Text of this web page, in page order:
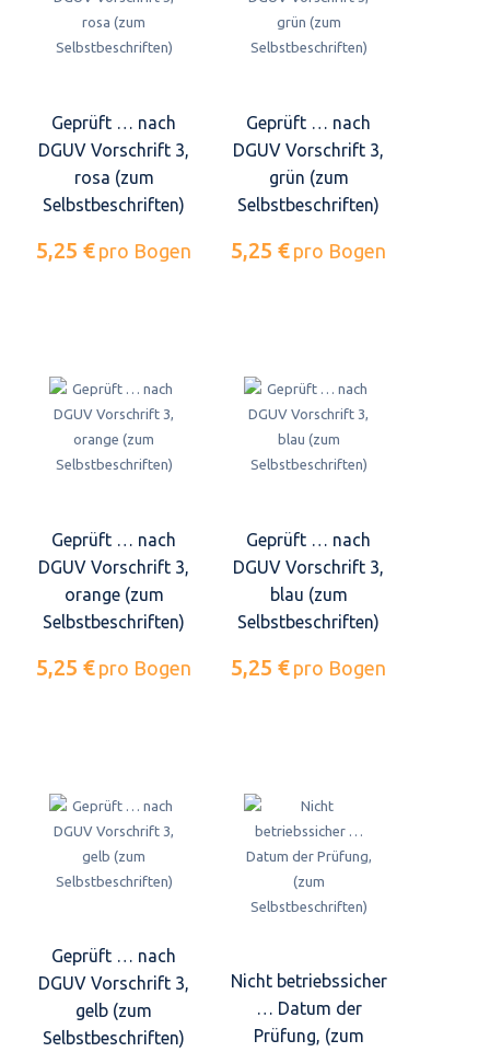
Geprüft … nach
DGUV Vorschrift 3,
rosa (zum
Selbstbeschriften)
5,25 € pro Bogen
Geprüft … nach
DGUV Vorschrift 3,
grün (zum
Selbstbeschriften)
5,25 € pro Bogen
Geprüft … nach
DGUV Vorschrift 3,
orange (zum
Selbstbeschriften)
5,25 € pro Bogen
Geprüft … nach
DGUV Vorschrift 3,
blau (zum
Selbstbeschriften)
5,25 € pro Bogen
Geprüft … nach
DGUV Vorschrift 3,
gelb (zum
Selbstbeschriften)
Nicht betriebssicher
… Datum der
Prüfung, (zum